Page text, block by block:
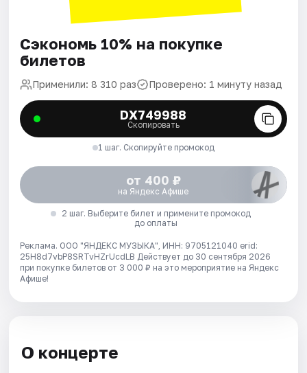
Сэкономь 10% на покупке
билетов
Применили: 8 310 раз Проверено: 1 минуту назад
DX749988
Скопировать
1 шаг. Скопируйте промокод
от 400 ₽
на Яндекс Афише
2 шаг. Выберите билет и примените промокод
до оплаты
Реклама. ООО "ЯНДЕКС МУЗЫКА", ИНН: 9705121040 erid:
25H8d7vbP8SRTvHZrUcdLB Действует до 30 сентября 2026
при покупке билетов от 3 000 ₽ на это мероприятие на Яндекс
Афише!
О концерте